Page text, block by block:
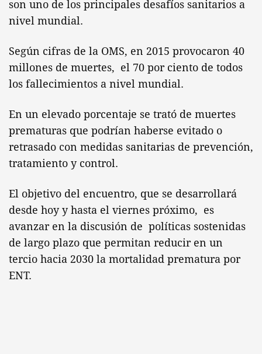
son uno de los principales desafíos sanitarios a
nivel mundial.
Según cifras de la OMS, en 2015 provocaron 40
millones de muertes, el 70 por ciento de todos
los fallecimientos a nivel mundial.
En un elevado porcentaje se trató de muertes
prematuras que podrían haberse evitado o
retrasado con medidas sanitarias de prevención,
tratamiento y control.
El objetivo del encuentro, que se desarrollará
desde hoy y hasta el viernes próximo, es
avanzar en la discusión de políticas sostenidas
de largo plazo que permitan reducir en un
tercio hacia 2030 la mortalidad prematura por
ENT.